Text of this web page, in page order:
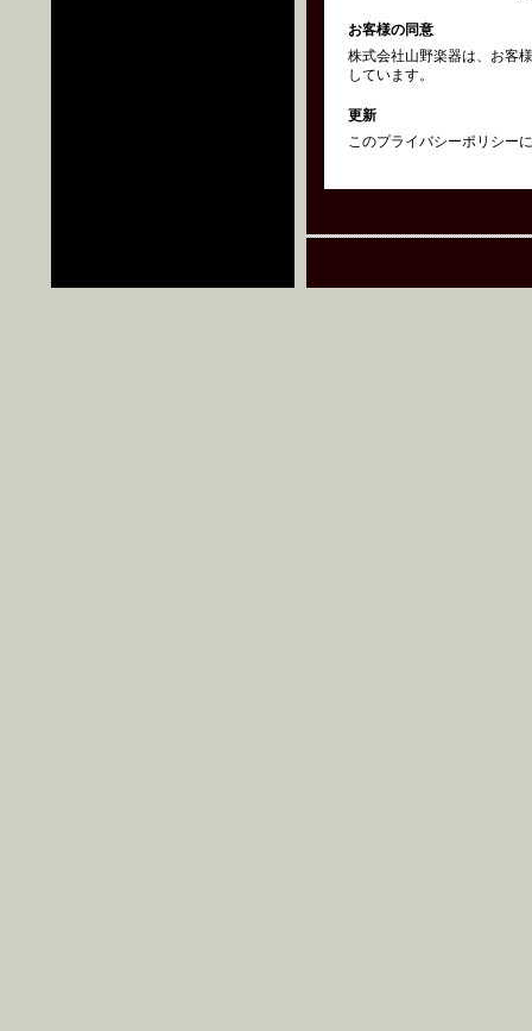
お客様の同意
株式会社山野楽器は、お客
しています。
更新
このプライバシーポリシー